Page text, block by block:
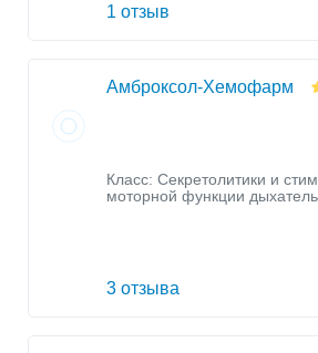
1 отзыв
Амброксол-Хемофарм
Класс: Секретолитики и
моторной функции
3 отзыва